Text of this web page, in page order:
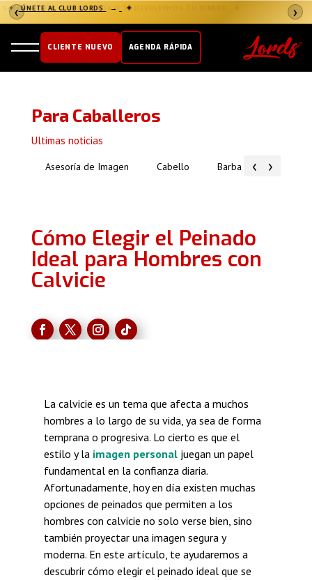
❮ ❯
✦ ÚNETE AL CLUB LORDS → ✦
CLIENTE NUEVO AGENDA RÁPIDA
Para Caballeros
Ultimas noticias
‹
Asesoría de Imagen Cabello Barba Piel
›
Cómo Elegir el Peinado
Ideal para Hombres con
Calvicie
La calvicie es un tema que afecta a muchos
hombres a lo largo de su vida, ya sea de forma
temprana o progresiva. Lo cierto es que el
estilo y la imagen personaljuegan un papel
fundamental en la confianza diaria.
Afortunadamente, hoy en día existen muchas
opciones de peinados que permiten a los
hombres con calvicie no solo verse bien, sino
también proyectar una imagen segura y
moderna. En este artículo, te ayudaremos a
descubrir cómo elegir el peinado ideal que se